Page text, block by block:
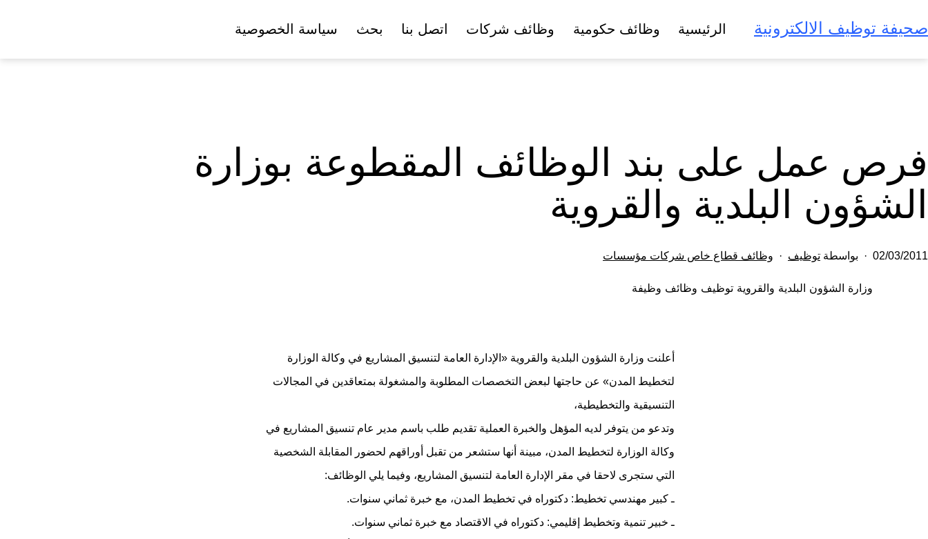
إلى
المحتوى
صحيفة توظيف الالكترونية الرئيسية وظائف حكومية وظائف شركات اتصل بنا بحث سياسة الخصوصية
فرص عمل على بند الوظائف المقطوعة بوزارة
الشؤون البلدية والقروية
تم
في
02/03/2011 بواسطة توظيف
مصنف
وظائف قطاع خاص شركات مؤسسات
وزارة الشؤون البلدية والقروية توظيف وظائف وظيفة
أعلنت وزارة الشؤون البلدية والقروية «الإدارة العامة لتنسيق المشاريع في وكالة الوزارة
لتخطيط المدن» عن حاجتها لبعض التخصصات المطلوبة والمشغولة بمتعاقدين في المجالات
التنسيقية والتخطيطية،
وتدعو من يتوفر لديه المؤهل والخبرة العملية تقديم طلب باسم مدير عام تنسيق المشاريع في
وكالة الوزارة لتخطيط المدن، مبينة أنها ستشعر من تقبل أوراقهم لحضور المقابلة الشخصية
التي ستجرى لاحقا في مقر الإدارة العامة لتنسيق المشاريع، وفيما يلي الوظائف:
ـ كبير مهندسي تخطيط: دكتوراه في تخطيط المدن، مع خبرة ثماني سنوات.
ـ خبير تنمية وتخطيط إقليمي: دكتوراه في الاقتصاد مع خبرة ثماني سنوات.